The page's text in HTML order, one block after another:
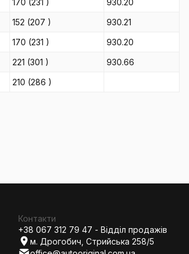
170 (231 )
930.20
152 (207 )
930.21
170 (231 )
930.20
221 (301 )
930.66
210 (286 )
Контакти
+38 067 312 79 47 - Відділ продажів
м. Дрогобич, Стрийська 258/5